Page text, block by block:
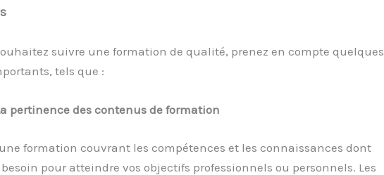
suivre une formation de qualité, prenez en compte quelques
tels que :
pertinence des contenus de formation
formation couvrant les compétences et les connaissances dont
pour atteindre vos objectifs professionnels ou personnels. Les